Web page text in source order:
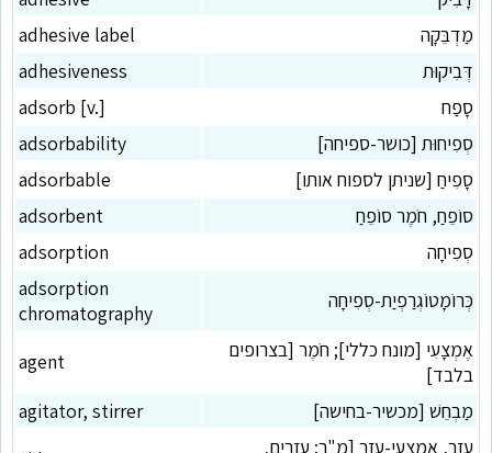
adhesive label
מַדְבֵּקָה
adhesiveness
דְּבִיקוּת
adsorb [v.]
סָפַח
adsorbability
סְפִיחוּת [כושר-ספיחה]
adsorbable
סָפִיחַ [שניתן לספוח אותו]
adsorbent
סוֹפֵחַ, חֹמֶר סוֹפֵחַ
adsorption
סְפִיחָה
adsorption
chromatography
כְּרוֹמָטוֹגְרַפְיַת-סְפִיחָה
agent
אֶמְצָעִי [מונח כללי]; חֹמֶר [בצרופים
בלבד]
agitator, stirrer
מַבְחֵשׁ [מכשיר-בחישה]
עֵזֶר, אֶמְצָעִי-עֵזֶר [מ"ר: עֲזָרִים,